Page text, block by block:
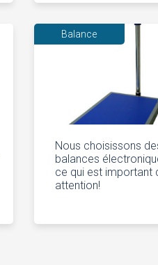
Balance
Nous choisissons
balances
ce qui est important
attention!